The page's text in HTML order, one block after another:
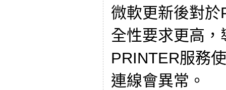
微軟更新後對
全性要求更高
PRINTER服務
連線會異常。